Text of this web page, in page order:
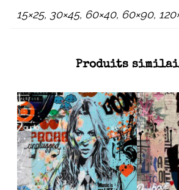
15×25, 30×45, 60×40, 60×90,
Produits